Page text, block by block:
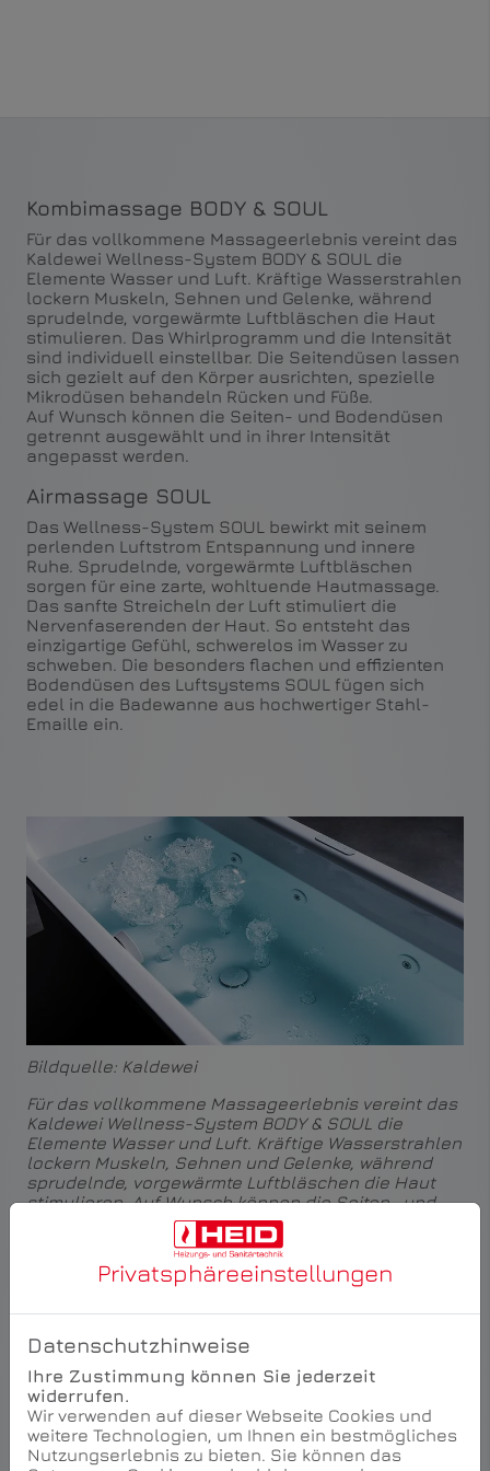
Kombimassage BODY & SOUL
Für das vollkommene Massageerlebnis vereint das
Kaldewei Wellness-System BODY & SOUL die
Elemente Wasser und Luft. Kräftige Wasserstrahlen
lockern Muskeln, Sehnen und Gelenke, während
sprudelnde, vorgewärmte Luftbläschen die Haut
stimulieren. Das Whirlprogramm und die Intensität
sind individuell einstellbar. Die Seitendüsen lassen
sich gezielt auf den Körper ausrichten, spezielle
Mikrodüsen behandeln Rücken und Füße.
Auf Wunsch können die Seiten- und Bodendüsen
getrennt ausgewählt und in ihrer Intensität
angepasst werden.
Airmassage SOUL
Das Wellness-System SOUL bewirkt mit seinem
perlenden Luftstrom Entspannung und innere
Ruhe. Sprudelnde, vorgewärmte Luftbläschen
sorgen für eine zarte, wohltuende Hautmassage.
Das sanfte Streicheln der Luft stimuliert die
Nervenfaserenden der Haut. So entsteht das
einzigartige Gefühl, schwerelos im Wasser zu
schweben. Die besonders flachen und effizienten
Bodendüsen des Luftsystems SOUL fügen sich
edel in die Badewanne aus hochwertiger Stahl-
Emaille ein.
Bildquelle: Kaldewei
Für das vollkommene Massageerlebnis vereint das
Kaldewei Wellness-System BODY & SOUL die
Elemente Wasser und Luft. Kräftige Wasserstrahlen
lockern Muskeln, Sehnen und Gelenke, während
sprudelnde, vorgewärmte Luftbläschen die Haut
stimulieren. Auf Wunsch können die Seiten- und
Bodendüsen getrennt ausgewählt und in ihrer
Intensität angepasst werden.
Privatsphäre­einstellungen
Datenschutzhinweise
Ihre Zustimmung können Sie jederzeit
widerrufen.
Wir verwenden auf dieser Webseite Cookies und
weitere Technologien, um Ihnen ein bestmögliches
Nutzungserlebnis zu bieten. Sie können das